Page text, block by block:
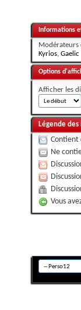
Informations
Modérateurs
Kyrios, Gaelic
Options
Afficher les
Légende des
Contient
Ne
Vous